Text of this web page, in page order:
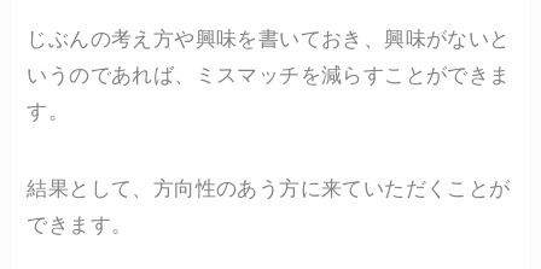
じぶんの考え方や興味を書いておき、興味がないと
いうのであれば、ミスマッチを減らすことができま
す。
結果として、方向性のあう方に来ていただくことが
できます。